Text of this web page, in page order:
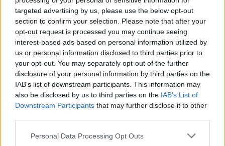
targeted advertising by us, please use the below opt-out
section to confirm your selection. Please note that after your
opt-out request is processed you may continue seeing
interest-based ads based on personal information utilized by
us or personal information disclosed to third parties prior to
your opt-out. You may separately opt-out of the further
disclosure of your personal information by third parties on the
IAB’s list of downstream participants. This information may
also be disclosed by us to third parties on the IAB’s List of
Downstream Participants that may further disclose it to other
Please note that this website/app uses one or more Google
Personal Data Processing Opt Outs
A Paradox már szabadulna az
RPG műfajtól, amiről a
vámpírok tehetnek
Szada|2024 október 9. 08:05
Még ha a Vampire: The Masquerade -
Bloodlines 2 sikeres is lesz, a cég akkor is